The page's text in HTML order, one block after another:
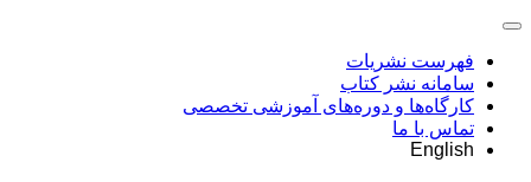
فهرست نشریات
سامانه نشر کتاب
کارگاه‌ها و دوره‌های آموزشی تخصصی
تماس با ما
English